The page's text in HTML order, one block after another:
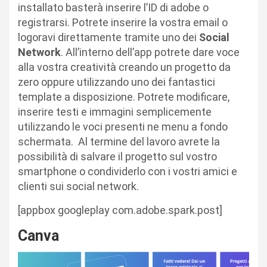
installato basterà inserire l’ID di adobe o
registrarsi. Potrete inserire la vostra email o
logoravi direttamente tramite uno dei Social
Network. All’interno dell’app potrete dare voce
alla vostra creatività creando un progetto da
zero oppure utilizzando uno dei fantastici
template a disposizione. Potrete modificare,
inserire testi e immagini semplicemente
utilizzando le voci presenti ne menu a fondo
schermata. Al termine del lavoro avrete la
possibilità di salvare il progetto sul vostro
smartphone o condividerlo con i vostri amici e
clienti sui social network.
[appbox googleplay com.adobe.spark.post]
Canva